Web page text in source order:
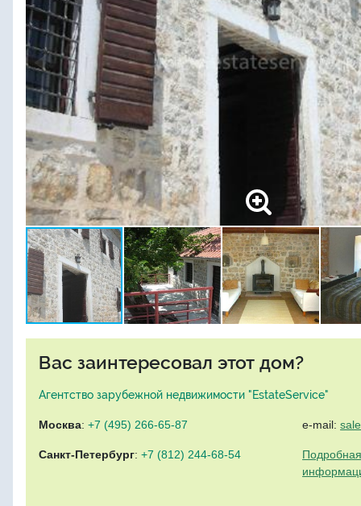
Вас заинтересовал этот дом?
Агентство зарубежной недвижимости "EstateService"
Москва: +7 (495) 266-65-87
Санкт-Петербург: +7 (812) 244-68-54
e-mail: